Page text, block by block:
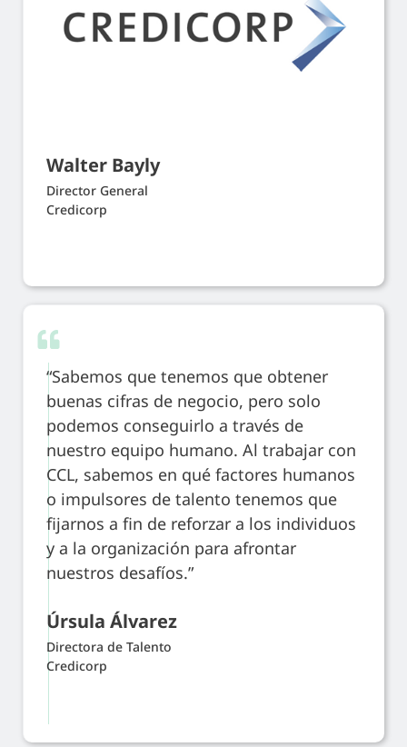
Walter Bayly
Director General
Credicorp
“Sabemos que tenemos que obtener
buenas cifras de negocio, pero solo
podemos conseguirlo a través de
nuestro equipo humano. Al trabajar con
CCL, sabemos en qué factores humanos
o impulsores de talento tenemos que
fijarnos a fin de reforzar a los individuos
y a la organización para afrontar
nuestros desafíos.”
Úrsula Álvarez
Directora de Talento
Credicorp